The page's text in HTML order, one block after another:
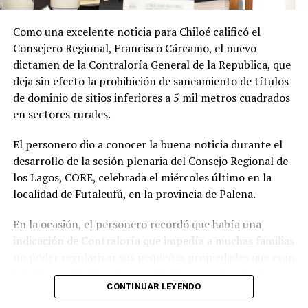
Soto Díaz también destacó su continuo apoyo a la
comunidad:«En paralelo, he estado acompañando a
la comunidad en lo que fue su presentación al
concejo municipal, donde ya evaluamos aportar a
este sueño con la futura compra de un terreno que
permita el crecimiento de la escuela y así poder
albergar la enseñanza media que todos anhelamos.»
«Es un orgullo aportar al sueño educativo de esta
comunidad. Desde su equipo profesional han hecho
invaluables aportes a nuestra identidad. Son un
grupo fantástico, con grandes liderazgos que hoy son
nuestro país,»concluyó.
expansión de la educación en la península de Rilán,
atendiendo a las necesidades y aspiraciones de la
Como una excelente noticia para Chiloé calificó el
Consejero Regional, Francisco Cárcamo, el nuevo
dictamen de la Contraloría General de la Republica, que
deja sin efecto la prohibición de saneamiento de títulos
de dominio de sitios inferiores a 5 mil metros cuadrados
en sectores rurales.
El personero dio a conocer la buena noticia durante el
desarrollo de la sesión plenaria del Consejo Regional de
los Lagos, CORE, celebrada el miércoles último en la
localidad de Futaleufú, en la provincia de Palena.
En la ocasión, el personero recordó que había una
indicación de Contraloría que impedía a muchas familias
inferiores a 5 mil metros cuadrados, pero fue el mismo
organismo contralor que dispuso de otro dictamen la
CONTINUAR LEYENDO